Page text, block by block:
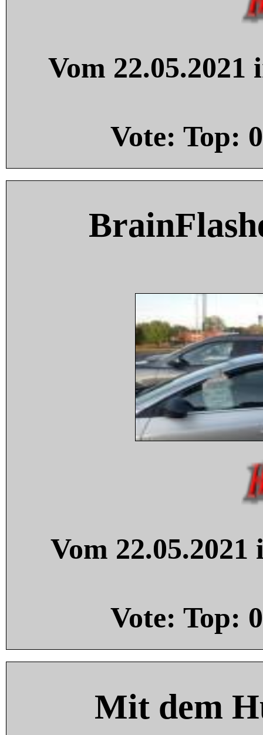
Vom
Vote: Top: 0
Vom
Vote: Top: 0
Mit dem